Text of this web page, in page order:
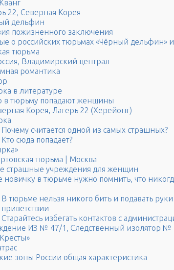
22, Северная Корея
дельфин
пожизненного заключения
о российских тюрьмах «Чёрный дельфин»
тюрьма
Владимирский централ
романтика
в литературе
в тюрьму попадают женщины
Корея, Лагерь 22 (Херейонг)
Почему считается одной из самых страшных?
Кто сюда попадает?
тюрьма | Москва
страшные учреждения для женщин
новичку в тюрьме нужно помнить, что
В тюрьме нельзя никого бить и подавать
приветствии
Старайтесь избегать контактов с
ИЗ № 47/1, Следственный изолятор №
зоны России общая характеристика